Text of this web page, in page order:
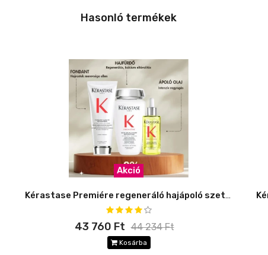
Hasonló termékek
Akció
Kérastase Premiére regeneráló hajápoló szett -8%
43 760 Ft 44 234 Ft
Kosárba